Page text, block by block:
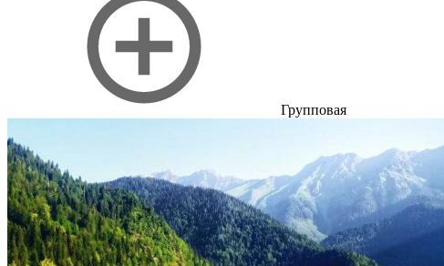
Групповая